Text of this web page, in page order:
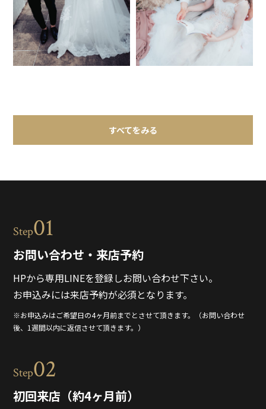
すべてをみる
Step01
お問い合わせ・来店予約
HPから専用LINEを登録しお問い合わせ下さい。
お申込みには来店予約が必須となります。
※お申込みはご希望日の4ヶ月前までとさせて頂きます。（お問い合わせ
後、1週間以内に返信させて頂きます。）
Step02
初回来店（約4ヶ月前）